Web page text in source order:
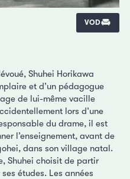
VOD
Shuhei Horikawa
et d’un pédagogue
de lui-même vacille
lors d’une
du drame, il est
l’enseignement, avant de
dans son village natal.
Shuhei choisit de partir
études. Les années